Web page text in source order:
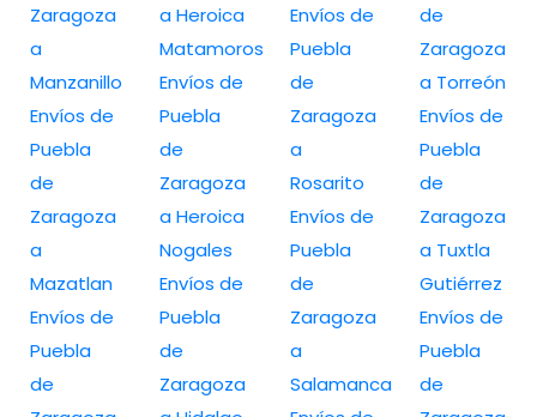
Zaragoza
a
Manzanillo
Envíos de
Puebla
de
Zaragoza
a
Mazatlan
Envíos de
Puebla
de
a Heroica
Matamoros
Envíos de
Puebla
de
Zaragoza
a Heroica
Nogales
Envíos de
Puebla
de
Zaragoza
Envíos de
Puebla
de
Zaragoza
a
Rosarito
Envíos de
Puebla
de
Zaragoza
a
Salamanca
de
Zaragoza
a Torreón
Envíos de
Puebla
de
Zaragoza
a Tuxtla
Gutiérrez
Envíos de
Puebla
de